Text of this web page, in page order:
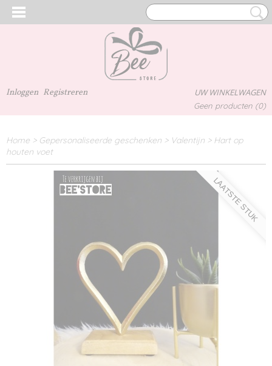
Inloggen Registreren UW WINKELWAGEN
Geen producten (0)
Home > Gepersonaliseerde geschenken > Valentijn > Hart op
houten voet
LAATSTE STUK